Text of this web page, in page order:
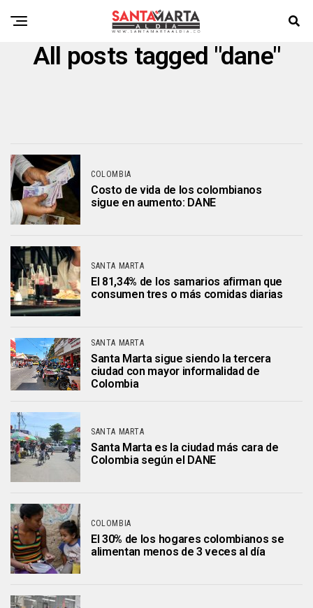
All posts tagged "dane"
COLOMBIA
Costo de vida de los colombianos
sigue en aumento: DANE
SANTA MARTA
El 81,34% de los samarios afirman que
consumen tres o más comidas diarias
SANTA MARTA
Santa Marta sigue siendo la tercera
ciudad con mayor informalidad de
Colombia
SANTA MARTA
Santa Marta es la ciudad más cara de
Colombia según el DANE
COLOMBIA
El 30% de los hogares colombianos se
alimentan menos de 3 veces al día